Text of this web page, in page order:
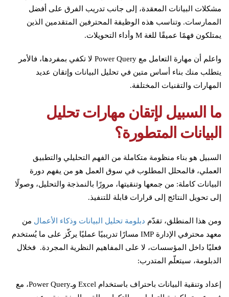
مشكلات البيانات المعقدة، إلى جانب تدريب الفرق على أفضل
الممارسات. وتناسب هذه الوظيفة المحترفين المتقدمين الذين
يمتلكون فهمًا عميقًا للغة M وأداء التحويلات.
واعلم أن مهارة التعامل مع Power Query لا تكفي بمفردها، فالأمر
يتطلب منك بناء أساس متين في تحليل البيانات وإتقان عديد
المهارات والتقنيات المختلفة.
ما السبيل لإتقان مهارات تحليل
البيانات المتطورة؟
السبيل هو بناء منظومة متكاملة من الفهم التحليلي والتطبيق
العملي، فالمحلل المطلوب في سوق العمل هو من يفهم دورة
البيانات كاملة: من جمعها وتنقيتها، مرورًا بالنمذجة والتحليل، وصولًا
إلى تحويل النتائج إلى قرارات قابلة للتنفيذ.
ومن هذا المنطلق، تقدّم دبلومة تحليل البيانات وذكاء الأعمال من
معهد محترفي الإدارة IMP مسارًا تدريبيًا عمليًا يركّز على ما يُستخدم
فعليًا داخل المؤسسات، لا على المفاهيم النظرية المجردة. فخلال
الدبلومة، سيتعلّم المتدرب:
إعداد وتنقية البيانات باحتراف باستخدام Excel وـPower Query، مع